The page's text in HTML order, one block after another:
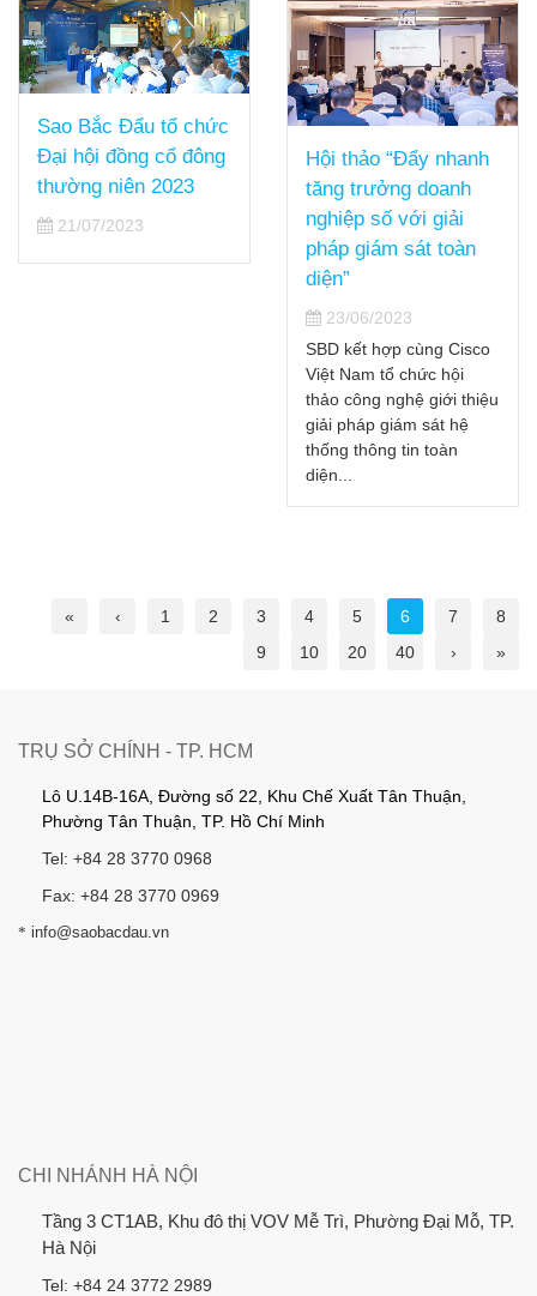
Hội thảo “Đẩy nhanh
tăng trưởng doanh
nghiệp số với giải
Sao Bắc Đẩu tiếp tục
duy trì được mức
chứng chỉ cao nhất
đối tác vàng tích hợp
hệ thống – GOLD
INTEGRATOR của
Cisco
01/06/2023
« ‹ 1 2 3 4 5 6 7
8
9
10 20 40 › »
TRỤ SỞ CHÍNH - TP. HCM
Lô U.14B-16A, Đường số 22, Khu Chế Xuất Tân Thuận,
Phường Tân Thuận, TP. Hồ Chí Minh
Tel: +84 28 3770 0968
Fax: +84 28 3770 0969
* info@saobacdau.vn
CHI NHÁNH HÀ NỘI
Tầng 3 CT1AB, Khu đô thị VOV Mễ Trì, Phường Đại Mỗ, TP.
Hà Nội
Tel: +84 24 3772 2989